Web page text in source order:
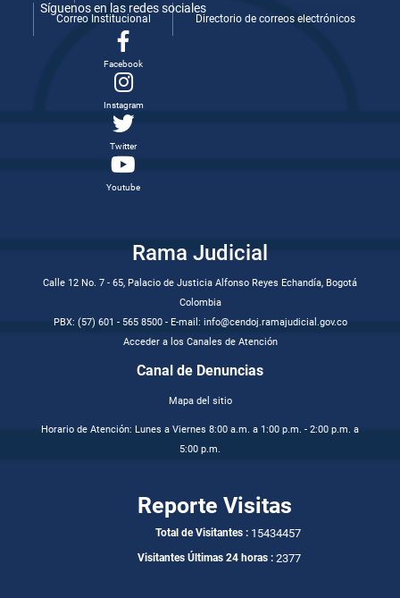
Correo Institucional Directorio de correos electrónicos
Síguenos en las redes sociales
Facebook
Instagram
Twitter
Youtube
Rama Judicial
Calle 12 No. 7 - 65, Palacio de Justicia Alfonso Reyes Echandía, Bogotá
Colombia
PBX: (57) 601 - 565 8500 - E-mail: info@cendoj.ramajudicial.gov.co
Acceder a los Canales de Atención
Canal de Denuncias
Mapa del sitio
Horario de Atención: Lunes a Viernes 8:00 a.m. a 1:00 p.m. - 2:00 p.m. a
5:00 p.m.
Reporte Visitas
Total de Visitantes : 15434457
Visitantes Últimas 24 horas : 2377